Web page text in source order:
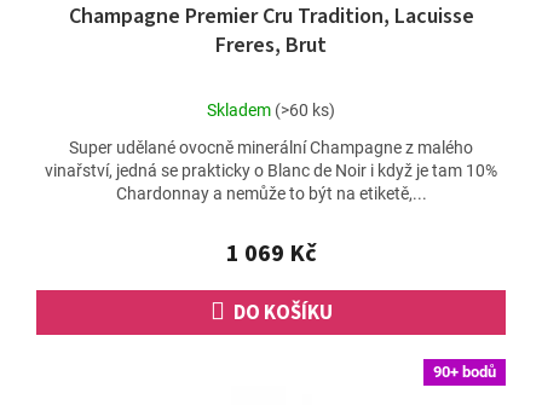
Champagne Premier Cru Tradition, Lacuisse
Freres, Brut
Průměrné
produktu
je
5,0
5
hvězdiček.
Skladem (>60 ks)
1 069 Kč
DO KOŠÍKU
Super udělané ovocně minerální Champagne z malého
vinařství, jedná se prakticky o Blanc de Noir i když je tam 10%
Chardonnay a nemůže to být na etiketě,...
90+ bodů